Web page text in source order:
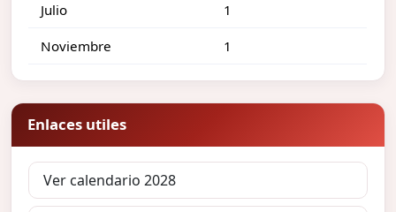
Julio 1
Noviembre 1
Enlaces utiles
Ver calendario 2028